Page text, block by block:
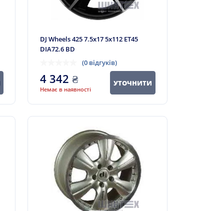
DJ Wheels 425 7.5x17 5x112 ET45
DIA72.6 BD
(0 відгуків)
4 342 ₴
Немає в наявності
УТОЧНИТИ